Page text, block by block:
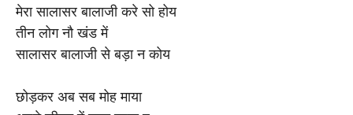
मेरा सालासर बालाजी करे सो होय
तीन लोग नौ खंड में
सालासर बालाजी से बड़ा न कोय
छोड़कर अब सब मोह माया